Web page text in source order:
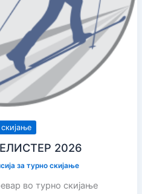
2026
за турно скијање
во турно скијање